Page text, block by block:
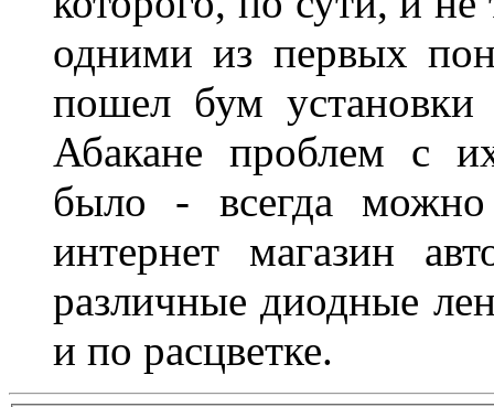
одними из первых
пошел бум установки
Абакане проблем с
было - всегда
интернет магазин
различные диодные
и по расцветке.